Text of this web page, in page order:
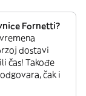
Fornetti?
dostavi
čas! Takođe
čak i